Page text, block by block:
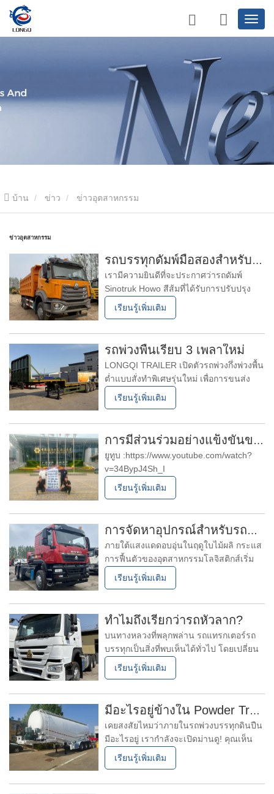
บ้าน ข่าว ข่าวอุตสาหกรรม
ข่าวอุตสาหกรรม
รถบรรทุกดัมพ์มือสองสำหรับขาย
เรามีความยินดีที่จะประกาศว่ารถดัมพ์
Sinotruk Howo สีส้มที่ได้รับการปรับปรุง
ใหม่ทั้งหมด เพิ่งเสร็จสิ้นและได้ถูกเพิ่ม
เข้าไปในรายการรถบรรทุกมือสองของเรา
คันนี้มีอุปกรณ์ติดตั้งดังนี้เครื่องยนต์ดีเซล
Sinotruk 371
เรียนรู้เพิ่มเติม
รถพ่วงพื้นเรียบ 3 เพลาใหม่
LONGQI TRAILER เปิดตัวรถพ่วงกึ่งพ่วงพื้น
ต่ำแบบสั่งทำพิเศษรุ่นใหม่ เพื่อการขนส่ง
สินค้าหนักอเนกประสงค์ เหลียงซาน จีน – 1
พฤษภาคม 2569– LONGQI TRAILER ผู้
พาณิชย์เฉพาะทาง ประกาศเปิดตัวรถกึ่งพ่วง
พื้นต่ำ 3 เพลาแบบสั่งทำพิเศษรุ่นใหม่
เรียนรู้เพิ่มเติม
การมีส่วนร่วมอย่างแข็งขันของ Longqi Truck & Trailer ในงาน Canton Fair: การเชื่อมต่อกับลูกค้าทั่วโลก
ยูทูบ :https://www.youtube.com/watch?
v=34BypJ4Sh_I
บริษัท Longqi Truck &
Trailer เปิดตัวอย่างน่าประทับใจในงาน
เรียนรู้เพิ่มเติม
การจัดหาอุปกรณ์สำหรับรถแทรกเตอร์และรถพ่วง
ภายใต้แสงแดดอบอุ่นในฤดูใบไม้ผลิ กระแส
การฟื้นตัวของอุตสาหกรรมโลจิสติกส์เริ่ม
ปรากฏชัดเจนมากขึ้นเรื่อยๆรถบรรทุกหัว
ลากมือสองด้วยประสิทธิภาพด้านต้นทุนที่สูง
สำหรับผู้ประกอบการด้านการขนส่งจำนวน
มาก ในบรรดาเหล่านั้นรถบรรทุกหัวลาก
เรียนรู้เพิ่มเติม
ทำไมถึงเรียกว่ารถหัวลาก?
บนทางหลวงที่พลุกพล่าน รถแทรกเตอร์รถ
บรรทุกเป็นสิ่งที่พบเห็นได้ทั่วไป โดยเปลี่ยน
เส้นทางไปมาระหว่างเมืองต่างๆ อย่างต่อ
เนื่อง เพื่อให้แน่ใจว่าสินค้าจะไหลเวียนได้
ยานพาหนะที่ทรงพลังเหล่านี้จึงได้ชื่อว่า "รถ
บรรทุกรถแทรกเตอร์"?
เรียนรู้เพิ่มเติม
มีอะไรอยู่ข้างใน Powder Trailer？
เคยสงสัยไหมว่าภายในรถพ่วงบรรทุกดินปืน
มีอะไรอยู่ เรากำลังจะเปิดม่านดู! คุณเห็น
พวกเขาบนทางหลวง เคลื่อนไหวอย่างมั่นคง
และเด็ดเดี่ยว พวกมันเป็นภาพที่คุ้นเคย แต่
เรียนรู้เพิ่มเติม